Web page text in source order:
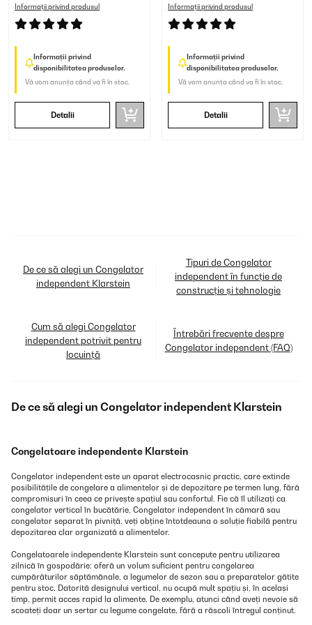
Informații privind produsul
Informații privind
disponibilitatea produselor.
Vă vom anunța când va fi în stoc.
Detalii
Informații privind produsul
Informații privind
disponibilitatea produselor.
Vă vom anunța când va fi în stoc.
Detalii
De ce să alegi un Congelator
independent Klarstein
Tipuri de Congelator
independent în funcție de
construcție și tehnologie
Cum să alegi Congelator
independent potrivit pentru
locuință
Întrebări frecvente despre
Congelator independent (FAQ)
De ce să alegi un Congelator independent Klarstein
Congelatoare independente Klarstein
Congelator independent este un aparat electrocasnic practic, care extinde
posibilitățile de congelare a alimentelor și de depozitare pe termen lung, fără
compromisuri în ceea ce privește spațiul sau confortul. Fie că îl utilizați ca
congelator vertical în bucătărie, Congelator independent în cămară sau
congelator separat în pivniță, veți obține întotdeauna o soluție fiabilă pentru
depozitarea clar organizată a alimentelor.
Congelatoarele independente Klarstein sunt concepute pentru utilizarea
zilnică în gospodărie: oferă un volum suficient pentru congelarea
cumpărăturilor săptămânale, a legumelor de sezon sau a preparatelor gătite
pentru stoc. Datorită designului vertical, nu ocupă mult spațiu și, în același
timp, permit acces rapid la alimente. De exemplu, atunci când aveți nevoie să
scoateți doar un sertar cu legume congelate, fără a răscoli întregul conținut.